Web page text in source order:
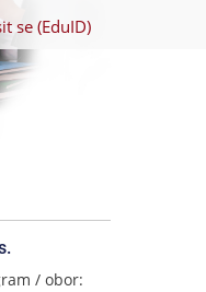
se (EduID)
/ obor: